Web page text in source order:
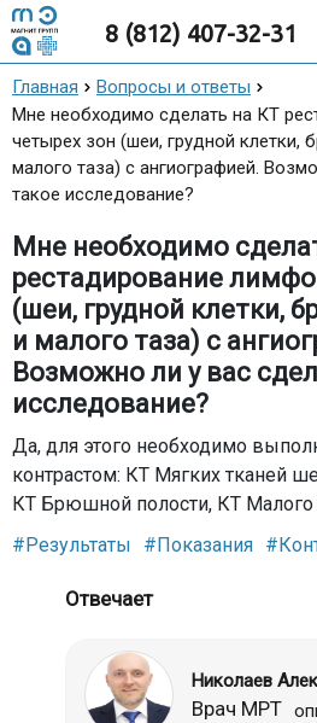
8 (812) 407-32-31
Главная
Вопросы и ответы
Мне необходимо сделать на КТ
четырех зон (шеи, грудной клетки,
малого таза) с ангиографией.
такое исследование?
Мне необходимо
рестадирование
(шеи, грудной клетки,
и малого таза) с
Возможно ли у вас
исследование?
Да, для этого необходимо
контрастом: КТ Мягких тканей
КТ Брюшной полости, КТ Малого
#Результаты
#Показания
Отвечает
Николаев
Врач МРТ